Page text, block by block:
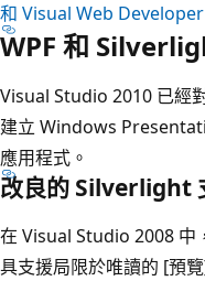
和 Visual Web
WPF 和
Visual Studio 2010 已經
建立 Windows
應用程式。
改良的 Silverlight
在 Visual Studio 2008 中
具支援局限於唯讀的 [預